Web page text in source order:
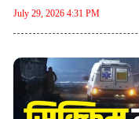
July 29, 2026 4:31 PM